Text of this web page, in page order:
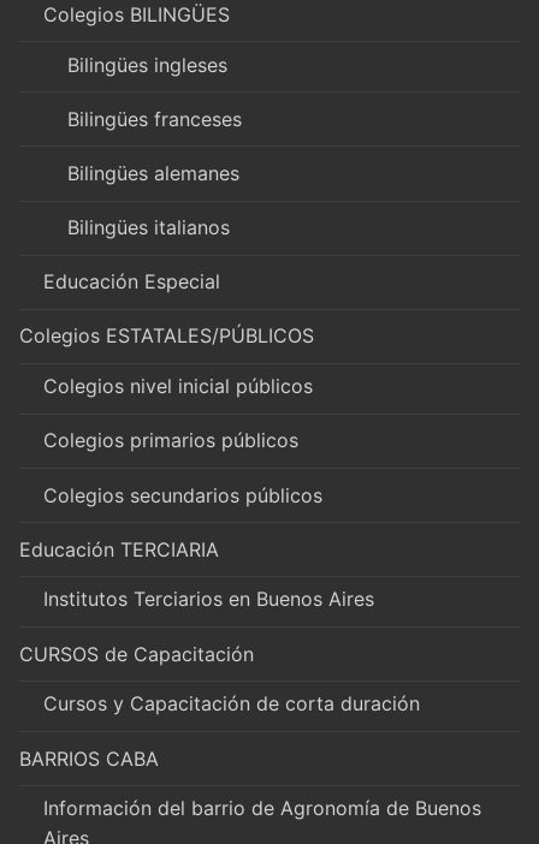
Colegios BILINGÜES
Bilingües ingleses
Bilingües franceses
Bilingües alemanes
Bilingües italianos
Educación Especial
Colegios ESTATALES/PÚBLICOS
Colegios nivel inicial públicos
Colegios primarios públicos
Colegios secundarios públicos
Educación TERCIARIA
Institutos Terciarios en Buenos Aires
CURSOS de Capacitación
Cursos y Capacitación de corta duración
BARRIOS CABA
Información del barrio de Agronomía de Buenos
Aires